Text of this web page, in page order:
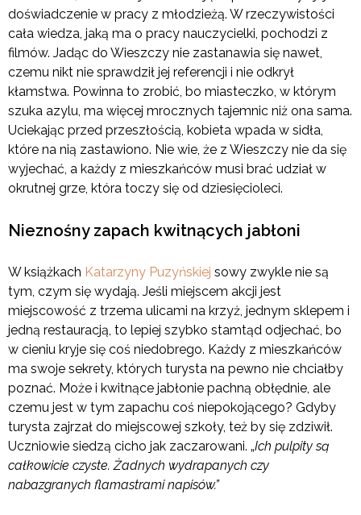
doświadczenie w pracy z młodzieżą. W rzeczywistości
cała wiedza, jaką ma o pracy nauczycielki, pochodzi z
filmów. Jadąc do Wieszczy nie zastanawia się nawet,
czemu nikt nie sprawdził jej referencji i nie odkrył
kłamstwa. Powinna to zrobić, bo miasteczko, w którym
szuka azylu, ma więcej mrocznych tajemnic niż ona sama.
Uciekając przed przeszłością, kobieta wpada w sidła,
które na nią zastawiono. Nie wie, że z Wieszczy nie da się
wyjechać, a każdy z mieszkańców musi brać udział w
okrutnej grze, która toczy się od dziesięcioleci.
Nieznośny zapach kwitnących jabłoni
W książkach Katarzyny Puzyńskiej sowy zwykle nie są
tym, czym się wydają. Jeśli miejscem akcji jest
miejscowość z trzema ulicami na krzyż, jednym sklepem i
jedną restauracją, to lepiej szybko stamtąd odjechać, bo
w cieniu kryje się coś niedobrego. Każdy z mieszkańców
ma swoje sekrety, których turysta na pewno nie chciałby
poznać. Może i kwitnące jabłonie pachną obłędnie, ale
czemu jest w tym zapachu coś niepokojącego? Gdyby
turysta zajrzał do miejscowej szkoły, też by się zdziwił.
Uczniowie siedzą cicho jak zaczarowani. „Ich pulpity są
całkowicie czyste. Żadnych wydrapanych czy
nabazgranych flamastrami napisów.”